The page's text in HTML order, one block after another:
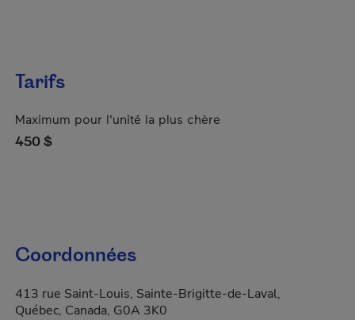
Tarifs
Maximum pour l'unité la plus chère
450 $
Coordonnées
413 rue Saint-Louis, Sainte-Brigitte-de-Laval,
Québec, Canada, G0A 3K0